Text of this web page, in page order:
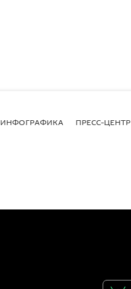
ИНФОГРАФИКА ПРЕСС-ЦЕНТР